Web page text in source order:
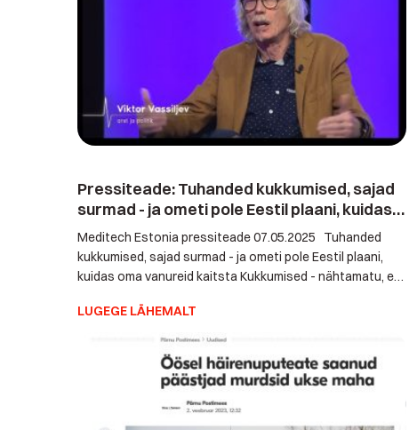
Pressiteade: Tuhanded kukkumised, sajad
surmad - ja ometi pole Eestil plaani, kuidas
oma vanureid kaitsta
Meditech Estonia pressiteade 07.05.2025 Tuhanded
kukkumised, sajad surmad - ja ometi pole Eestil plaani,
kuidas oma vanureid kaitsta Kukkumised - nähtamatu, ent
kümneid tuhandeid eakate kukkumisi - vaikselt,
märkamatult, koduseinte vahel. Kolmandik üle 65-
aastastest kukub vähemalt kord aastas. Iga viies
kukkumine lõpeb raske vigastusega, sageli luumurru või
peatraumaga. 2023. […]
LUGEGE LÄHEMALT